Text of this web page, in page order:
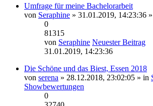
Umfrage für meine Bachelorarbeit
von Seraphine » 31.01.2019, 14:23:36
0
81315
von Seraphine Neuester Beitrag
31.01.2019, 14:23:36
Die Schöne und das Biest, Essen 2018
von serena » 28.12.2018, 23:02:05 » in
Showbewertungen
0